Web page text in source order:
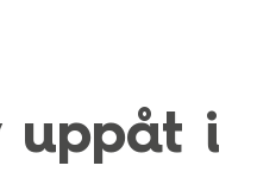
uppåt i